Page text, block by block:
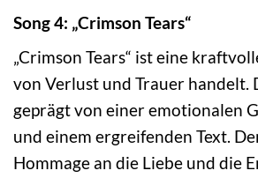
Song 4: „Crimson Tears“
„Crimson Tears“ ist eine
von Verlust und Trauer handelt.
geprägt von einer emotionalen
und einem ergreifenden Text.
Hommage an die Liebe und die